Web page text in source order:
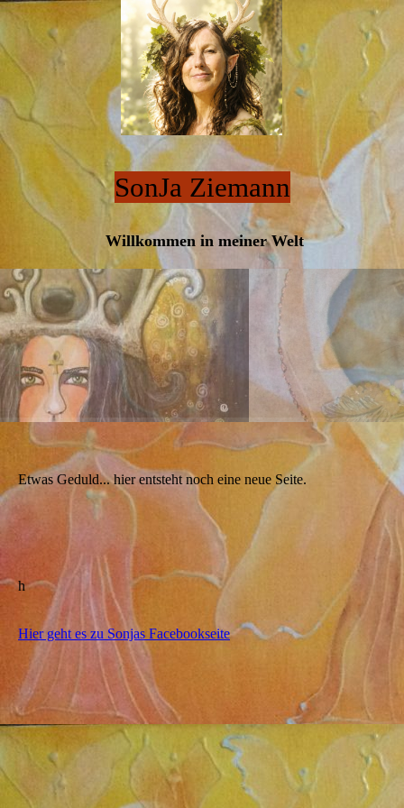
SonJa Ziemann
Willkommen in meiner Welt
Etwas Geduld... hier entsteht noch eine neue Seite.
h
Hier geht es zu Sonjas Facebookseite